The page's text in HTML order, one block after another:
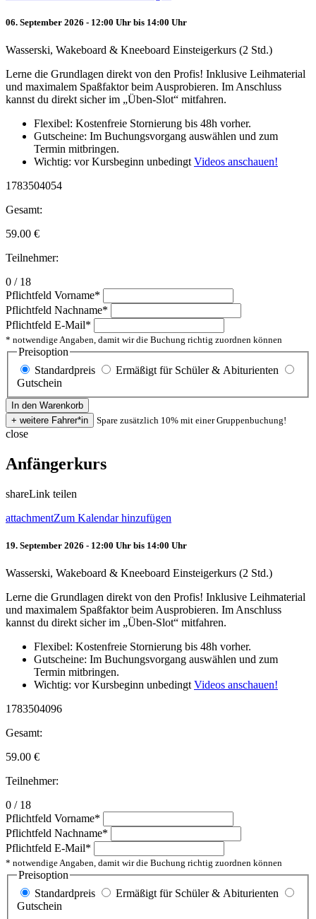
06. September 2026 - 12:00 Uhr bis 14:00 Uhr
Wasserski, Wakeboard & Kneeboard Einsteigerkurs (2 Std.)
Lerne die Grundlagen direkt von den Profis! Inklusive Leihmaterial
und maximalem Spaßfaktor beim Ausprobieren. Im Anschluss
kannst du direkt sicher im „Üben-Slot“ mitfahren.
Flexibel: Kostenfreie Stornierung bis 48h vorher.
Gutscheine: Im Buchungsvorgang auswählen und zum
Termin mitbringen.
Wichtig: vor Kursbeginn unbedingt Videos anschauen!
1783504054
Gesamt:
59.00 €
Teilnehmer:
0 / 18
Pflichtfeld Vorname*
Pflichtfeld Nachname*
Pflichtfeld E-Mail*
* notwendige Angaben, damit wir die Buchung richtig zuordnen können
Preisoption
Standardpreis
Ermäßigt für Schüler & Abiturienten
Gutschein
Spare zusätzlich 10% mit einer Gruppenbuchung!
close
Anfängerkurs
shareLink teilen
attachmentZum Kalendar hinzufügen
19. September 2026 - 12:00 Uhr bis 14:00 Uhr
Wasserski, Wakeboard & Kneeboard Einsteigerkurs (2 Std.)
Lerne die Grundlagen direkt von den Profis! Inklusive Leihmaterial
und maximalem Spaßfaktor beim Ausprobieren. Im Anschluss
kannst du direkt sicher im „Üben-Slot“ mitfahren.
Flexibel: Kostenfreie Stornierung bis 48h vorher.
Gutscheine: Im Buchungsvorgang auswählen und zum
Termin mitbringen.
Wichtig: vor Kursbeginn unbedingt Videos anschauen!
1783504096
Gesamt:
59.00 €
Teilnehmer:
0 / 18
Pflichtfeld Vorname*
Pflichtfeld Nachname*
Pflichtfeld E-Mail*
* notwendige Angaben, damit wir die Buchung richtig zuordnen können
Preisoption
Standardpreis
Ermäßigt für Schüler & Abiturienten
Gutschein